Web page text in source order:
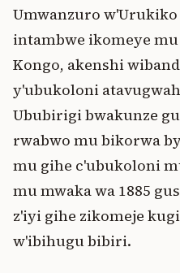
Umwanzuro
intambwe ikomeye
Kongo, akenshi
y'ubukoloni
Ububirigi bwakunze
rwabwo mu bikorwa
mu gihe c'ubukoloni
mu mwaka wa 1885
z'iyi gihe zikomeje
w'ibihugu bibiri.